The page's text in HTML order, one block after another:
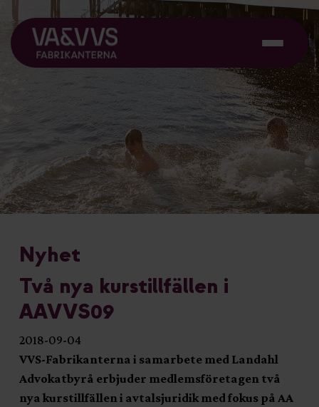
Nyhet
Två nya kurstillfällen i
AAVVS09
2018-09-04
VVS-Fabrikanterna i samarbete med Landahl
Advokatbyrå erbjuder medlemsföretagen två
nya kurstillfällen i avtalsjuridik med fokus på AA